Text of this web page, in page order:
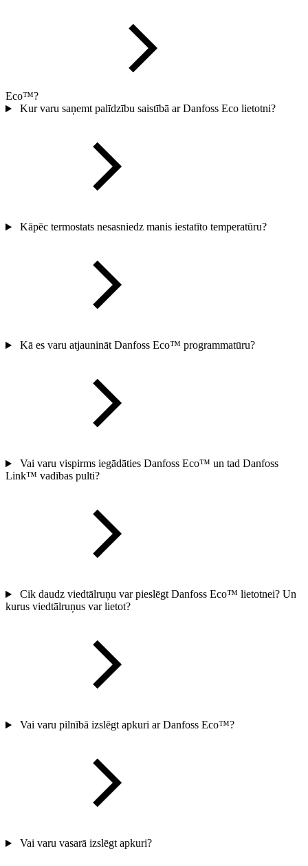
Eco™?
Kur varu saņemt palīdzību saistībā ar Danfoss Eco lietotni?
Kāpēc termostats nesasniedz manis iestatīto temperatūru?
Kā es varu atjaunināt Danfoss Eco™ programmatūru?
Vai varu vispirms iegādāties Danfoss Eco™ un tad Danfoss
Link™ vadības pulti?
Cik daudz viedtālruņu var pieslēgt Danfoss Eco™ lietotnei? Un
kurus viedtālruņus var lietot?
Vai varu pilnībā izslēgt apkuri ar Danfoss Eco™?
Vai varu vasarā izslēgt apkuri?